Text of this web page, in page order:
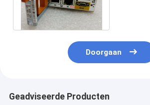
Doorgaan
Geadviseerde Producten